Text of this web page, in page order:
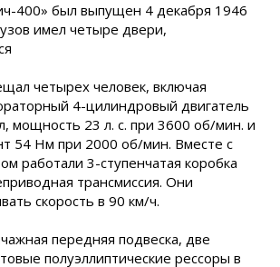
400» был выпущен 4 декабря 1946
имел четыре двери,
четырех человек, включая
4-цилиндровый двигатель
мощность 23 л. с. при 3600 об/мин. и
54 Нм при 2000 об/мин. Вместе с
работали 3-ступенчатая коробка
трансмиссия. Они
скорость в 90 км/ч.
передняя подвеска, две
полуэллиптические рессоры в